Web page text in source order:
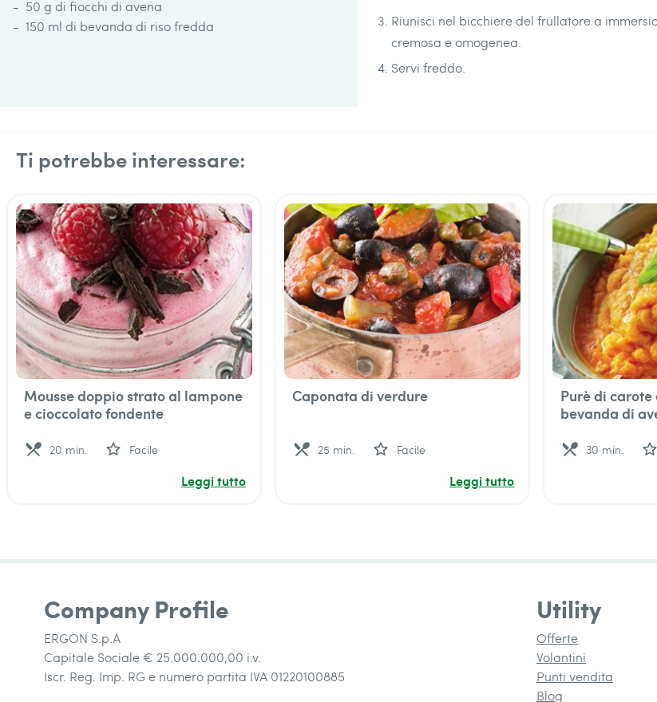
50 g di fiocchi di avena
150 ml di bevanda di riso fredda
Riunisci nel bicchiere del frullatore a
cremosa e omogenea.
Servi freddo.
Ti potrebbe interessare:
Mousse doppio strato al lampone
e cioccolato fondente
local_dining 20 min. star_outline Facile
Leggi tutto
Caponata di verdure
local_dining 25 min. star_outline Facile
Leggi tutto
Purè di
bevanda di
local_dining 30 min. star_outline
Company Profile
ERGON S.p.A
Capitale Sociale € 25.000.000,00 i.v.
Iscr. Reg. Imp. RG e numero partita IVA 01220100885
Utility
Offerte
Volantini
Punti vendita
Blog